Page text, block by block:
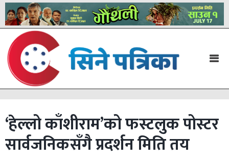
‘हेल्लो काँशीराम’को फस्टलुक पोस्टर
सार्वजनिकसँगै प्रदर्शन मिति तय